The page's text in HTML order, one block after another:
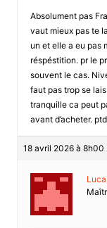
Absolument pas
vaut mieux pas te
un et elle a eu pas
réspéstition. pr le
souvent le cas.
faut pas trop se
tranquille ca peut
avant d’acheter.
18 avril 2026 à 8h00